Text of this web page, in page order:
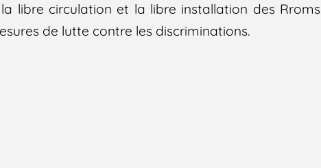
libre circulation et la libre installation des Rroms
de lutte contre les discriminations.